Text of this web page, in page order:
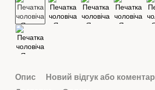
Опис
Новий відгук або коментар